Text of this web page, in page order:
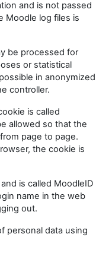
and is not passed
Moodle log files is
be processed for
or statistical
in anonymized
controller.
is called
allowed so that the
page to page.
the cookie is
is called MoodleID
name in the web
out.
personal data using